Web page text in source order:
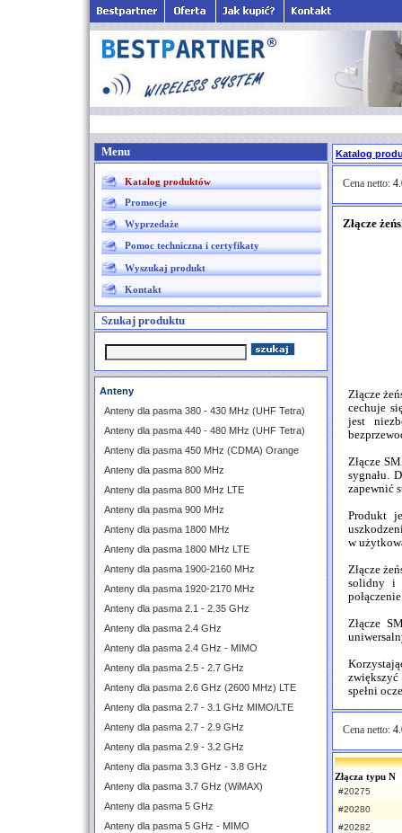
Menu
Katalog produktów
Promocje
Wyprzedaże
Pomoc techniczna i certyfikaty
Wyszukaj produkt
Kontakt
Szukaj produktu
Anteny
Anteny dla pasma 380 - 430 MHz (UHF Tetra)
Anteny dla pasma 440 - 480 MHz (UHF Tetra)
Anteny dla pasma 450 MHz (CDMA) Orange
Anteny dla pasma 800 MHz
Anteny dla pasma 800 MHz LTE
Anteny dla pasma 900 MHz
Anteny dla pasma 1800 MHz
Anteny dla pasma 1800 MHz LTE
Anteny dla pasma 1900-2160 MHz
Anteny dla pasma 1920-2170 MHz
Anteny dla pasma 2.1 - 2.35 GHz
Anteny dla pasma 2.4 GHz
Anteny dla pasma 2.4 GHz - MIMO
Anteny dla pasma 2.5 - 2.7 GHz
Anteny dla pasma 2.6 GHz (2600 MHz) LTE
Anteny dla pasma 2.7 - 3.1 GHz MIMO/LTE
Anteny dla pasma 2.7 - 2.9 GHz
Anteny dla pasma 2.9 - 3.2 GHz
Anteny dla pasma 3.3 GHz - 3.8 GHz
Anteny dla pasma 3.7 GHz (WiMAX)
Anteny dla pasma 5 GHz
Anteny dla pasma 5 GHz - MIMO
Katalog
Cena netto:
Złącze
Złącze
cechuje
jest
Złącze
sygnału.
zapewnić
Produkt
w
Złącze
solidny i
Złącze
spełni
Cena netto:
Złącza typu N
#20275
#20280
#20282